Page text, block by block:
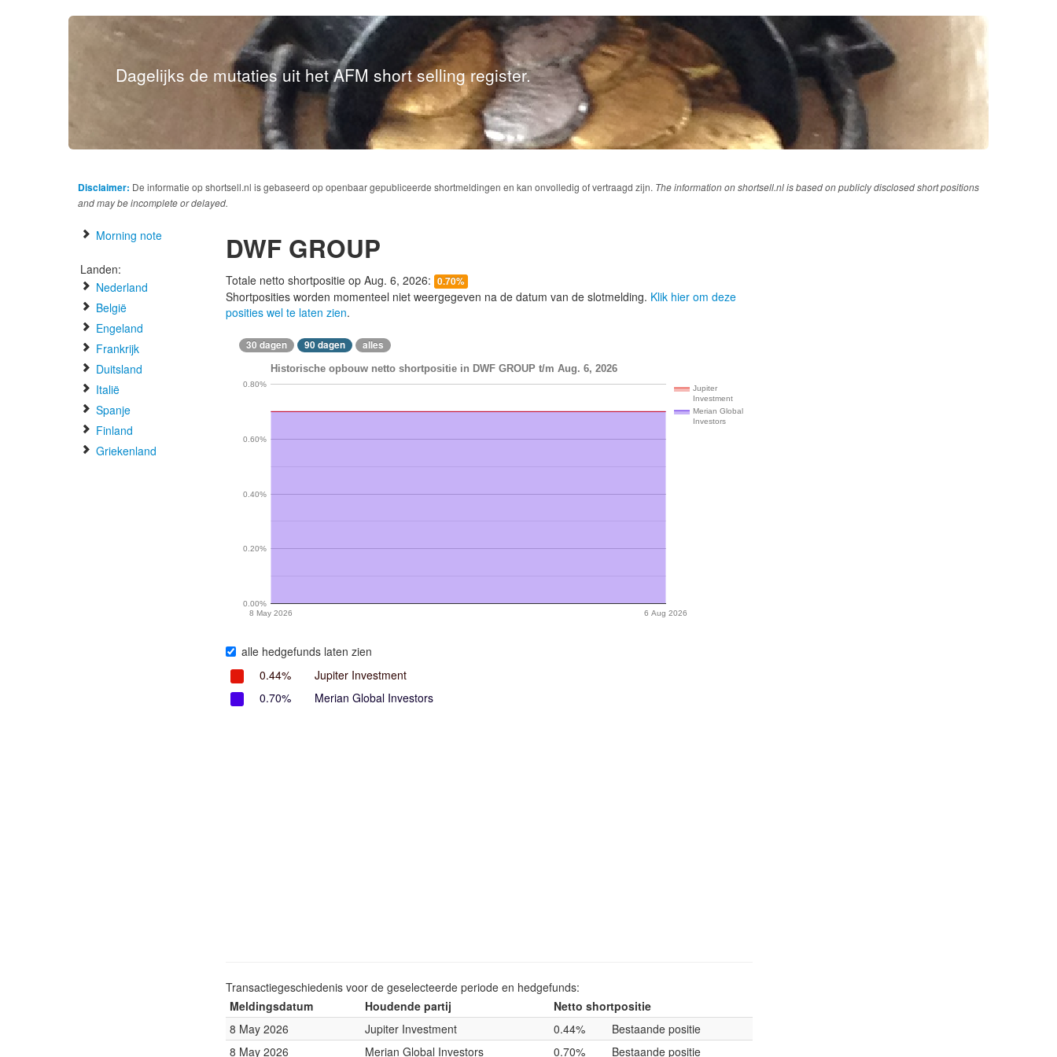
Dagelijks de mutaties uit het AFM short selling register.
Disclaimer: De informatie op shortsell.nl is gebaseerd op openbaar gepubliceerde shortmeldingen en kan onvolledig of vertraagd zijn. The information on shortsell.nl is based on publicly disclosed short positions
and may be incomplete or delayed.
Morning note
Landen:
Nederland
België
Engeland
Frankrijk
Duitsland
Italië
Spanje
Finland
Griekenland
DWF GROUP
Totale netto shortpositie op Aug. 6, 2026: 0.70%
Shortposities worden momenteel niet weergegeven na de datum van de slotmelding. Klik hier om deze
posities wel te laten zien.
30 dagen 90 dagen alles
Historische opbouw netto shortpositie in DWF GROUP t/m Aug. 6, 2026
Jupiter
Investment
Merian Global
Investors
8 May 2026 6 Aug 2026
0.00%
0.20%
0.40%
0.60%
0.80%
alle hedgefunds laten zien
0.44%
Jupiter Investment
0.70%
Merian Global Investors
Transactiegeschiedenis voor de geselecteerde periode en hedgefunds:
Meldingsdatum
Houdende partij
Netto shortpositie
8 May 2026
Jupiter Investment 0.44%
Bestaande positie
8 May 2026
Merian Global Investors 0.70% Bestaande positie